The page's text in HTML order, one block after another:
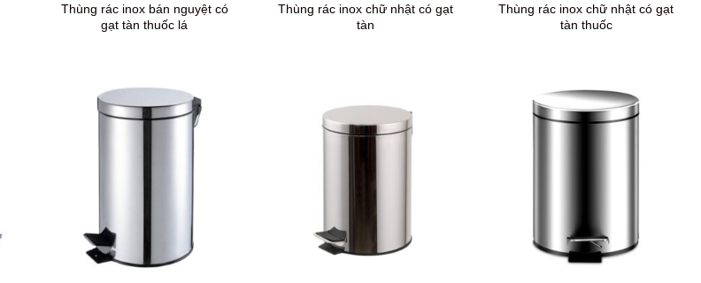
Thùng rác inox bán nguyệt có
gạt tàn thuốc lá
Thùng rác inox chữ nhật có gạt
tàn
Thùng rác inox chữ nhật có gạt
tàn thuốc